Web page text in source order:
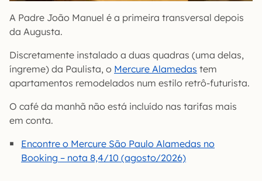
A Padre João Manuel é a primeira transversal depois
da Augusta.
Discretamente instalado a duas quadras (uma delas,
íngreme) da Paulista, o Mercure Alamedas tem
apartamentos remodelados num estilo retrô-futurista.
O café da manhã não está incluído nas tarifas mais
em conta.
Encontre o Mercure São Paulo Alamedas no
Booking – nota 8,4/10 (agosto/2026)